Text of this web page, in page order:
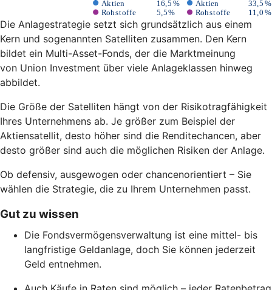
Die Anlagestrategie setzt sich grundsätzlich aus einem
Kern und sogenannten Satelliten zusammen. Den Kern
bildet ein Multi-Asset-Fonds, der die Marktmeinung
von Union Investment über viele Anlageklassen hinweg
abbildet.
Die Größe der Satelliten hängt von der Risikotragfähigkeit
Ihres Unternehmens ab. Je größer zum Beispiel der
Aktiensatellit, desto höher sind die Renditechancen, aber
desto größer sind auch die möglichen Risiken der Anlage.
Ob defensiv, ausgewogen oder chancenorientiert – Sie
wählen die Strategie, die zu Ihrem Unternehmen passt.
Gut zu wissen
Die Fondsvermögensverwaltung ist eine mittel- bis
langfristige Geldanlage, doch Sie können jederzeit
Geld entnehmen.